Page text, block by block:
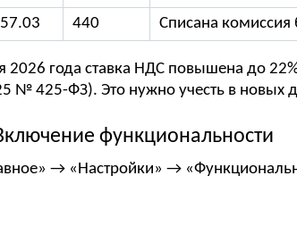
57.03 440 Списана комиссия
2026 года ставка НДС повышена до
№ 425-ФЗ). Это нужно учесть в новых
функциональности
→ «Настройки» →